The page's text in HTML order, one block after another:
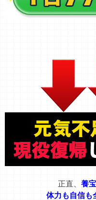
正直、 養
体力も自信も